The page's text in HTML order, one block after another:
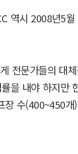
역시 2008년5
전문가들의 대
을 내야 하지만
수(400~450개